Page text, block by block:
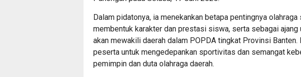
Dalam pidatonya, ia menekankan betapa pentingnya
membentuk karakter dan prestasi siswa, serta sebagai ajang
akan mewakili daerah dalam POPDA tingkat Provinsi Banten.
peserta untuk mengedepankan sportivitas dan semangat
pemimpin dan duta olahraga daerah.